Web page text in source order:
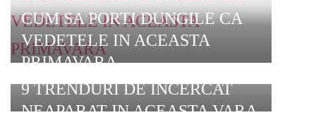
CUM SA PORTI DUNGILE CA
VEDETELE IN ACEASTA
PRIMAVARA
9 TRENDURI DE INCERCAT
NEAPARAT IN ACEASTA VARA